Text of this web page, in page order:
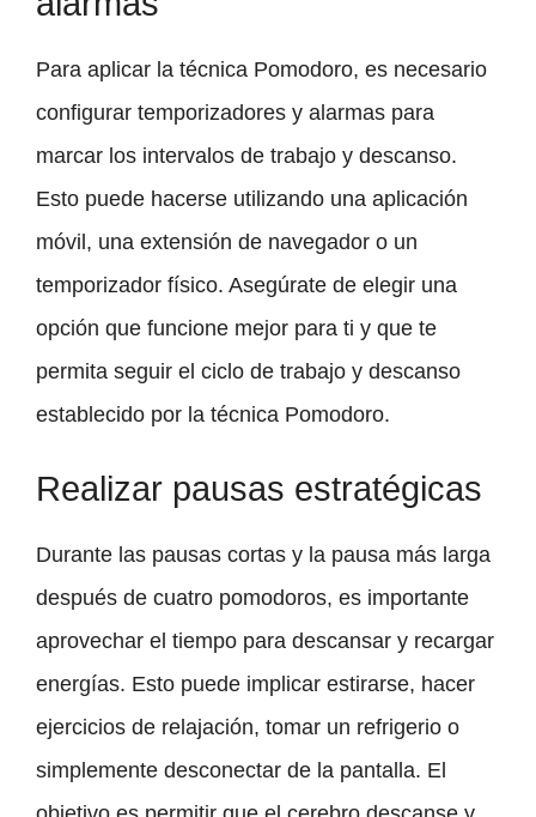
Para aplicar la técnica Pomodoro, es necesario
configurar temporizadores y alarmas para
marcar los intervalos de trabajo y descanso.
Esto puede hacerse utilizando una aplicación
móvil, una extensión de navegador o un
temporizador físico. Asegúrate de elegir una
opción que funcione mejor para ti y que te
permita seguir el ciclo de trabajo y descanso
establecido por la técnica Pomodoro.
Realizar pausas estratégicas
Durante las pausas cortas y la pausa más larga
después de cuatro pomodoros, es importante
aprovechar el tiempo para descansar y recargar
energías. Esto puede implicar estirarse, hacer
ejercicios de relajación, tomar un refrigerio o
simplemente desconectar de la pantalla. El